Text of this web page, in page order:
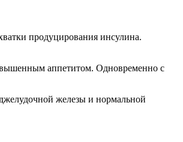
продуцирования инсулина.
аппетитом. Одновременно с
железы и нормальной